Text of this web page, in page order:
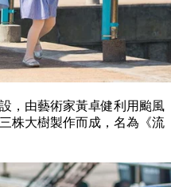
，由藝術家黃卓健利用颱風
株大樹製作而成，名為《流